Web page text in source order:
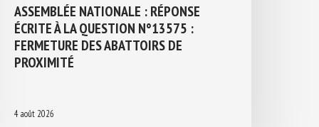
ASSEMBLÉE NATIONALE : RÉPONSE
ÉCRITE À LA QUESTION N°13575 :
FERMETURE DES ABATTOIRS DE
PROXIMITÉ
4 août 2026